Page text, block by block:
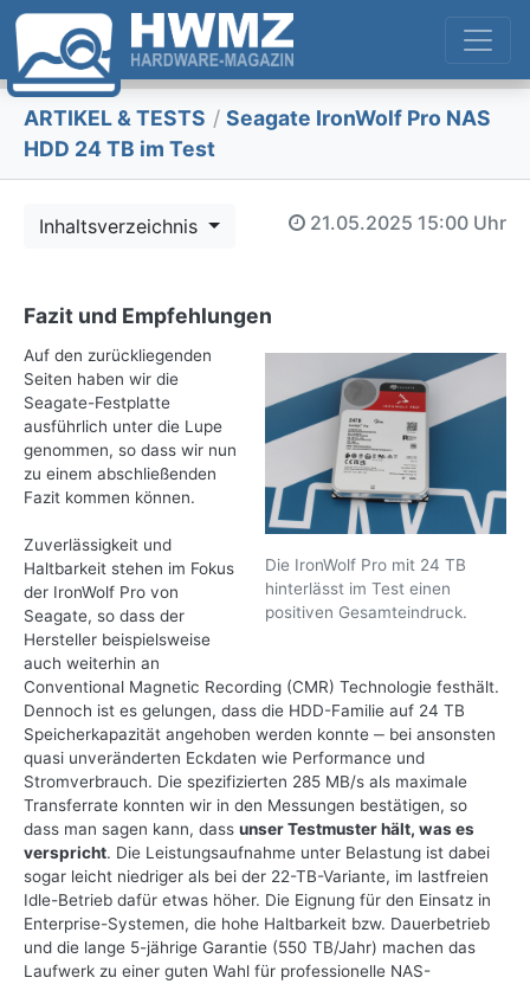
ARTIKEL & TESTS / Seagate IronWolf Pro NAS
HDD 24 TB im Test
Inhaltsverzeichnis 21.05.2025 15:00 Uhr
Fazit und Empfehlungen
Die IronWolf Pro mit 24 TB
hinterlässt im Test einen
positiven Gesamteindruck.
Auf den zurückliegenden
Seiten haben wir die
Seagate-Festplatte
ausführlich unter die Lupe
genommen, so dass wir nun
zu einem abschließenden
Fazit kommen können.
Zuverlässigkeit und
Haltbarkeit stehen im Fokus
der IronWolf Pro von
Seagate, so dass der
Hersteller beispielsweise
auch weiterhin an
Conventional Magnetic Recording (CMR) Technologie festhält.
Dennoch ist es gelungen, dass die HDD-Familie auf 24 TB
Speicherkapazität angehoben werden konnte ‒ bei ansonsten
quasi unveränderten Eckdaten wie Performance und
Stromverbrauch. Die spezifizierten 285 MB/s als maximale
Transferrate konnten wir in den Messungen bestätigen, so
dass man sagen kann, dass unser Testmuster hält, was es
verspricht. Die Leistungsaufnahme unter Belastung ist dabei
sogar leicht niedriger als bei der 22-TB-Variante, im lastfreien
Idle-Betrieb dafür etwas höher. Die Eignung für den Einsatz in
Enterprise-Systemen, die hohe Haltbarkeit bzw. Dauerbetrieb
und die lange 5-jährige Garantie (550 TB/Jahr) machen das
Laufwerk zu einer guten Wahl für professionelle NAS-